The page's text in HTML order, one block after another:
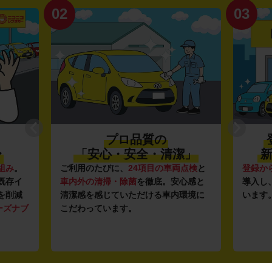
み。
存イ
削減
ズナブ
02
プロ品質の
「安心・安全・清潔」
ご利用のたびに、 24項目の車両点検と
車内外の清掃・除菌を徹底。安心感と
清潔感を感じていただける車内環境に
こだわっています。
03
登録か
導入し
います